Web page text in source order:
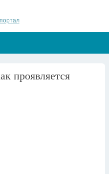
проявляется